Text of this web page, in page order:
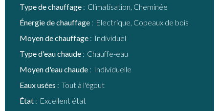
Type de chauffage
Climatisation, Cheminée
Énergie de chauffage
Electrique, Copeaux de bois
Moyen de chauffage
Individuel
Type d'eau chaude
Chauffe-eau
Moyen d'eau chaude
Individuelle
Eaux usées
Tout à l'égout
État
Excellent état